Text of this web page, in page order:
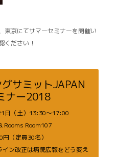
東京にてサマーセミナーを開催い
ください！
サミットJAPAN
ナー2018
日（土）13:30〜17:00
Rooms Room107
（定員30名）
ン改正は病院広報をどう変え